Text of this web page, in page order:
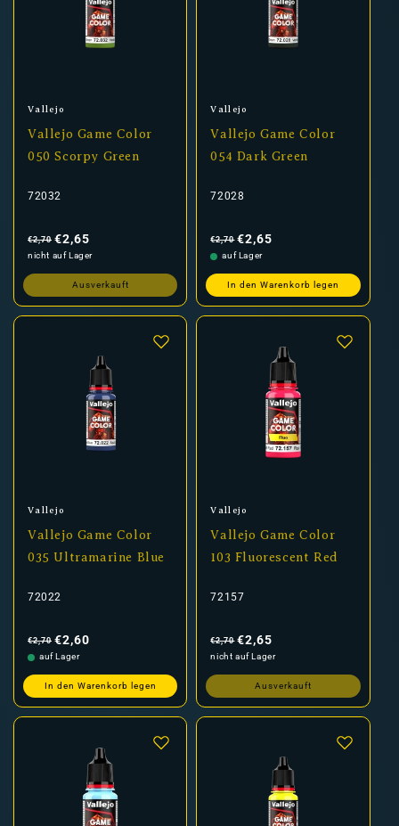
Anbieter:
Vallejo
Vallejo Game Color
050 Scorpy Green
72032
Preis
€2,70 €2,65
nicht auf Lager
Ausverkauft
Anbieter:
Vallejo
Vallejo Game Color
054 Dark Green
72028
Preis
€2,70 €2,65
auf Lager
In den Warenkorb legen
Anbieter:
Vallejo
Vallejo Game Color
035 Ultramarine Blue
72022
Preis
€2,70 €2,60
auf Lager
In den Warenkorb legen
Anbieter:
Vallejo
Vallejo Game Color
103 Fluorescent Red
72157
Preis
€2,70 €2,65
nicht auf Lager
Ausverkauft